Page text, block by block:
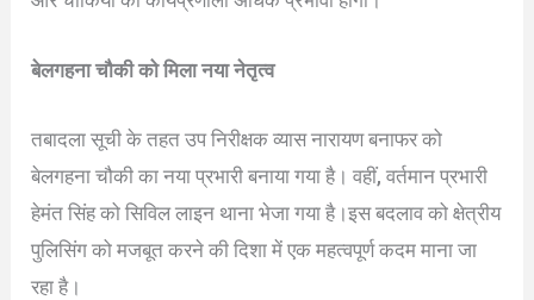
बेलगहना चौकी को मिला नया नेतृत्व
तबादला सूची के तहत उप निरीक्षक व्यास नारायण बनाफर को
बेलगहना चौकी का नया प्रभारी बनाया गया है। वहीं, वर्तमान प्रभारी
हेमंत सिंह को सिविल लाइन थाना भेजा गया है।इस बदलाव को क्षेत्रीय
पुलिसिंग को मजबूत करने की दिशा में एक महत्वपूर्ण कदम माना जा
रहा है।